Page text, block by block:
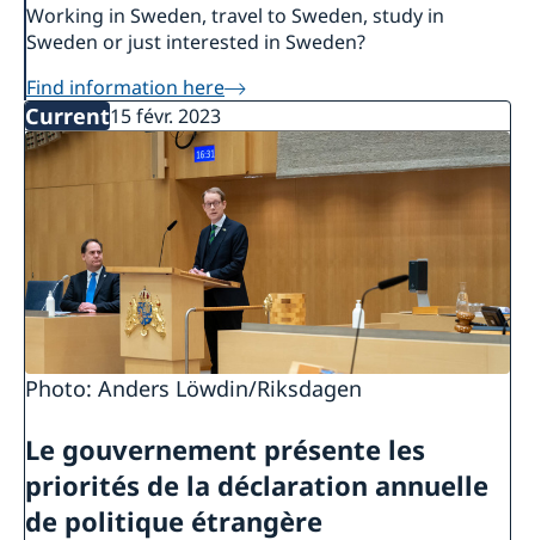
Working in Sweden, travel to Sweden, study in
Sweden or just interested in Sweden?
Find information here
Current15 févr. 2023
Photo: Anders Löwdin/Riksdagen
Le gouvernement présente les
priorités de la déclaration annuelle
de politique étrangère